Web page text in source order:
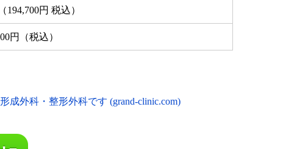
194,700円 税込）
円（税込）
成外科・整形外科です (grand-clinic.com)